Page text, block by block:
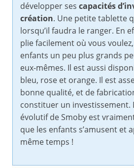
développer ses capacités
création. Une petite tablette
lorsqu’il faudra le ranger. En
plie facilement où vous
enfants un peu plus grands
eux-mêmes. Il est aussi
bleu, rose et orange. Il est
bonne qualité, et de
constituer un investissement.
évolutif de Smoby est
que les enfants s’amusent et
même temps !